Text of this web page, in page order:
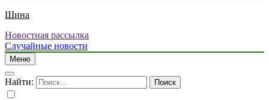
Шина
Новостная рассылка
Случайные новости
Меню
Найти: